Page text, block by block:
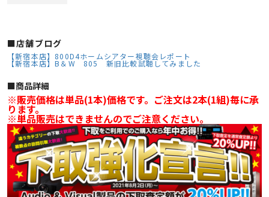
■店舗ブログ
【新宿本店】800D4ホームシアター視聴会レポート
【新宿本店】B＆W 805 新旧比較試聴してみました
■︎商品詳細
※販売価格は単品(1本)価格です。ご注文は2本(1組)毎に承
ります。
※単品販売はできませんのでご注意ください。